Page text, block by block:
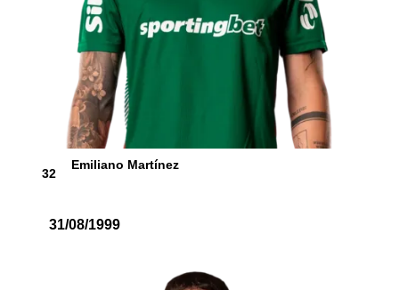
32
Emiliano Martínez
31/08/1999